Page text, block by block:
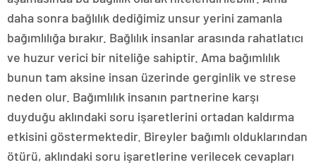
daha sonra bağlılık dediğimiz unsur yerini zamanla
bağımlılığa bırakır. Bağlılık insanlar arasında rahatlatıcı
ve huzur verici bir niteliğe sahiptir. Ama bağımlılık
bunun tam aksine insan üzerinde gerginlik ve strese
neden olur. Bağımlılık insanın partnerine karşı
duyduğu aklındaki soru işaretlerini ortadan kaldırma
etkisini göstermektedir. Bireyler bağımlı olduklarından
ötürü, aklındaki soru işaretlerine verilecek cevapları